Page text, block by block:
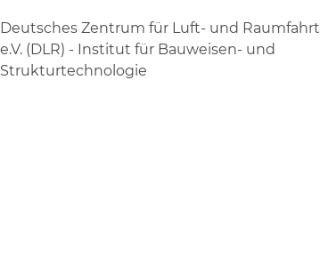
Deutsches Zentrum für Luft- und Raumfahrt
e.V. (DLR) - Institut für Bauweisen- und
Strukturtechnologie